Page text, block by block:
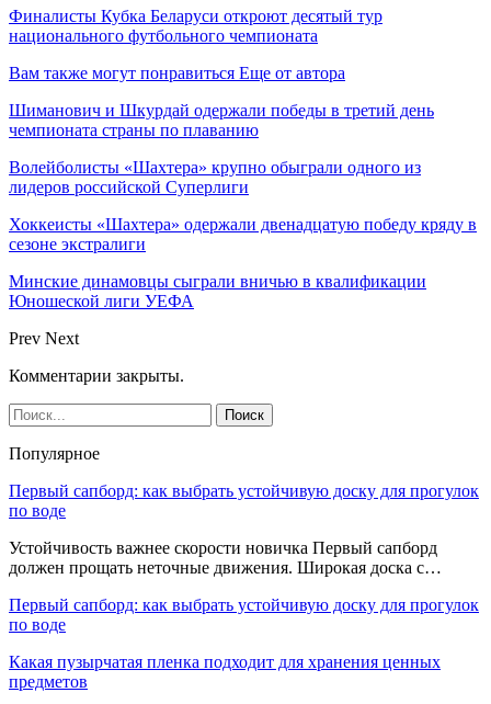
Финалисты Кубка Беларуси откроют десятый тур
национального футбольного чемпионата
Вам также могут понравиться Еще от автора
Шиманович и Шкурдай одержали победы в третий день
чемпионата страны по плаванию
Волейболисты «Шахтера» крупно обыграли одного из
лидеров российской Суперлиги
Хоккеисты «Шахтера» одержали двенадцатую победу кряду в
сезоне экстралиги
Минские динамовцы сыграли вничью в квалификации
Юношеской лиги УЕФА
Prev Next
Комментарии закрыты.
Популярное
Первый сапборд: как выбрать устойчивую доску для прогулок
по воде
Устойчивость важнее скорости новичка Первый сапборд
должен прощать неточные движения. Широкая доска с…
Первый сапборд: как выбрать устойчивую доску для прогулок
по воде
Какая пузырчатая пленка подходит для хранения ценных
предметов